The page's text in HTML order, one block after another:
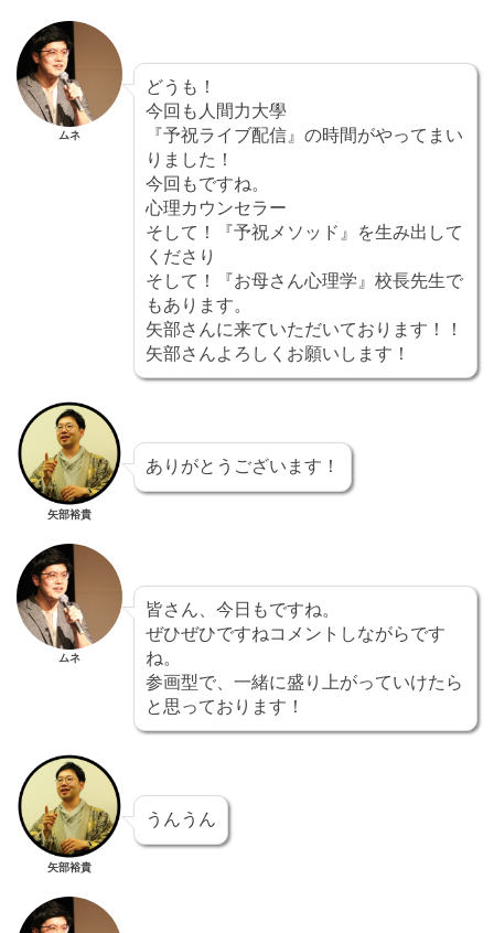
ムネ
どうも！
今回も人間力大學
『予祝ライブ配信』の時間がやってまい
りました！
今回もですね。
心理カウンセラー
そして！『予祝メソッド』を生み出して
くださり
そして！『お母さん心理学』校長先生で
もあります。
矢部さんに来ていただいております！！
矢部さんよろしくお願いします！
矢部裕貴
ありがとうございます！
ムネ
皆さん、今日もですね。
ぜひぜひですねコメントしながらです
ね。
参画型で、一緒に盛り上がっていけたら
と思っております！
矢部裕貴
うんうん